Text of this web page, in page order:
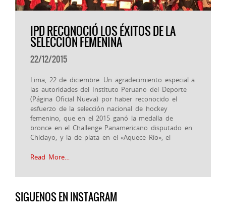
IPD RECONOCIÓ LOS ÉXITOS DE LA
SELECCIÓN FEMENINA
22/12/2015
Lima, 22 de diciembre. Un agradecimiento especial a
las autoridades del Instituto Peruano del Deporte
(Página Oficial Nueva) por haber reconocido el
esfuerzo de la selección nacional de hockey
femenino, que en el 2015 ganó la medalla de
bronce en el Challenge Panamericano disputado en
Chiclayo, y la de plata en el «Aquece Río», el
Read More…
SIGUENOS EN INSTAGRAM